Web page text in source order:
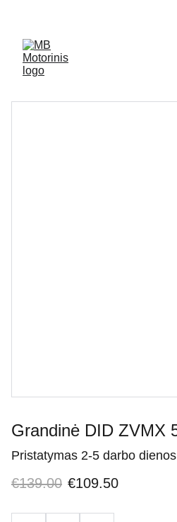
Grandinė DID ZVMX
Pristatymas 2-5 darbo dienos
€139.00 €109.50